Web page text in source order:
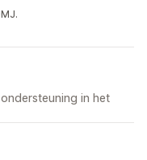
in het